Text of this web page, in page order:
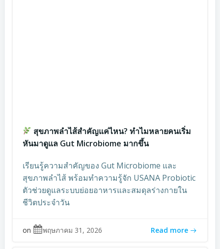
สุขภาพลำไส้สำคัญแค่ไหน? ทำไมหลายคนเริ่ม
หันมาดูแล Gut Microbiome มากขึ้น
เรียนรู้ความสำคัญของ Gut Microbiome และ
สุขภาพลำไส้ พร้อมทำความรู้จัก USANA Probiotic
ตัวช่วยดูแลระบบย่อยอาหารและสมดุลร่างกายใน
ชีวิตประจำวัน
on พฤษภาคม 31, 2026 Read more